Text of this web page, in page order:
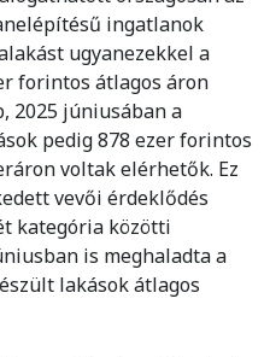
ingatlanok
ugyanezekkel a
forintos átlagos áron
2025 júniusában a
pedig 878 ezer forintos
voltak elérhetők. Ez
vevői érdeklődés
kategória közötti
is meghaladta a
lakások átlagos